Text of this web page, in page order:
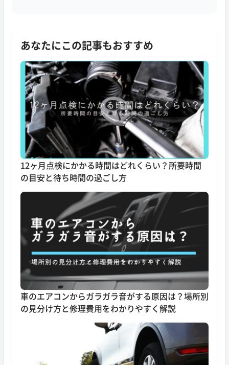
あなたにこの記事もおすすめ
12ヶ月点検にかかる時間はどれくらい？所要時間
の目安と待ち時間の過ごし方
車のエアコンからガラガラ音がする原因は？場所別
の見分け方と修理費用をわかりやすく解説